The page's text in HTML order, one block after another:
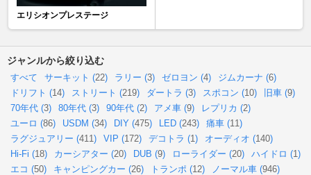
エリシオンプレステージ
ジャンルから絞り込む
すべて サーキット (22) ラリー (3) ゼロヨン (4) ジムカーナ (6)
ドリフト (14) ストリート (219) ダートラ (3) スポコン (10) 旧車 (9)
70年代 (3) 80年代 (3) 90年代 (2) アメ車 (9) レプリカ (2)
ユーロ (86) USDM (34) DIY (475) LED (243) 痛車 (11)
ラグジュアリー (411) VIP (172) デコトラ (1) オーディオ (140)
Hi-Fi (18) カーシアター (20) DUB (9) ローライダー (20) ハイドロ (1)
エコ (50) キャンピングカー (26) トランポ (12) ノーマル車 (946)